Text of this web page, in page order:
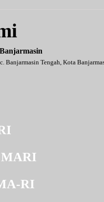
Banjarmasin Tengah, Kota
RI